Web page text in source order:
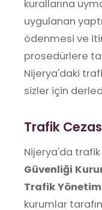
kurallarına
uygulanan
ödenmesi ve
prosedürlere
Nijerya'daki
sizler için
Trafik
Nijerya'da trafik
Güvenliği
Trafik
kurumlar